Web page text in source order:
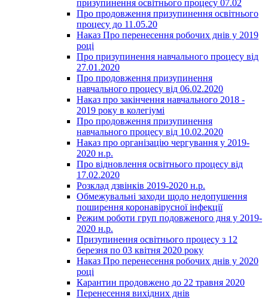
призупинення освітнього процесу 07.02
Про продовження призупинення освітнього
процесу до 11.05.20
Наказ Про перенесення робочих днів у 2019
році
Про призупинення навчального процесу від
27.01.2020
Про продовження призупинення
навчального процесу від 06.02.2020
Наказ про закінчення навчального 2018 -
2019 року в колегіумі
Про продовження призупинення
навчального процесу від 10.02.2020
Наказ про організацію чергування у 2019-
2020 н.р.
Про відновлення освітнього процесу від
17.02.2020
Розклад дзвінків 2019-2020 н.р.
Обмежувальні заходи щодо недопушення
поширення коронавірусної інфекції
Режим роботи груп подовженого дня у 2019-
2020 н.р.
Призупинення освітнього процесу з 12
березня по 03 квітня 2020 року
Наказ Про перенесення робочих днів у 2020
році
Карантин продовжено до 22 травня 2020
Перенесення вихідних днів